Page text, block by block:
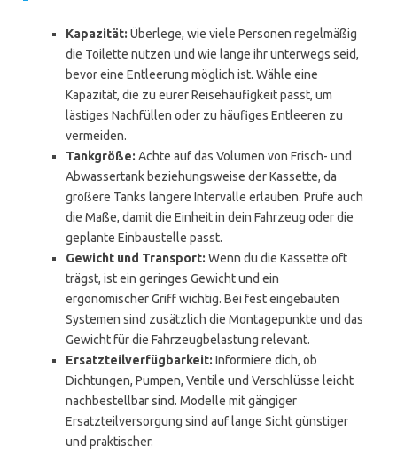
Kapazität: Überlege, wie viele Personen regelmäßig
die Toilette nutzen und wie lange ihr unterwegs seid,
bevor eine Entleerung möglich ist. Wähle eine
Kapazität, die zu eurer Reisehäufigkeit passt, um
lästiges Nachfüllen oder zu häufiges Entleeren zu
vermeiden.
Tankgröße: Achte auf das Volumen von Frisch- und
Abwassertank beziehungsweise der Kassette, da
größere Tanks längere Intervalle erlauben. Prüfe auch
die Maße, damit die Einheit in dein Fahrzeug oder die
geplante Einbaustelle passt.
Gewicht und Transport: Wenn du die Kassette oft
trägst, ist ein geringes Gewicht und ein
ergonomischer Griff wichtig. Bei fest eingebauten
Systemen sind zusätzlich die Montagepunkte und das
Gewicht für die Fahrzeugbelastung relevant.
Ersatzteilverfügbarkeit: Informiere dich, ob
Dichtungen, Pumpen, Ventile und Verschlüsse leicht
nachbestellbar sind. Modelle mit gängiger
Ersatzteilversorgung sind auf lange Sicht günstiger
und praktischer.